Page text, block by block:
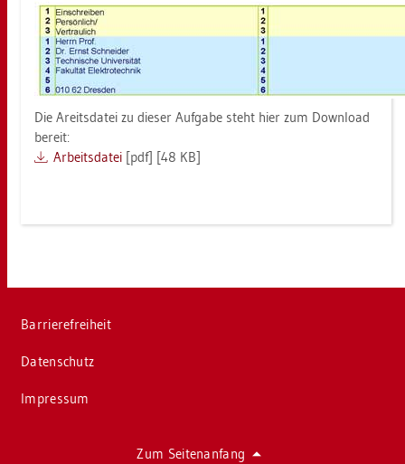
Die Areits­da­tei zu die­ser Auf­ga­be steht hier zum Down­load
be­reit:
Ar­beits­da­tei [pdf] [48 KB]
Bar­rie­re­frei­heit
Da­ten­schutz
Im­pres­sum
Zum Sei­ten­an­fang